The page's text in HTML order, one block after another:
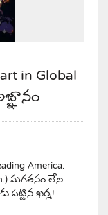
in Global
America.
మగతనం లేని
ఖర్మ!